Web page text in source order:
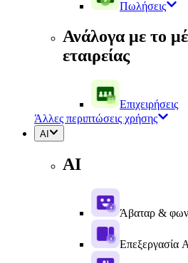
Πωλήσεις
Ανάλογα με το
εταιρείας
Επιχειρήσεις
Άλλες περιπτώσεις χρήσης
AI
AI
Άβαταρ &
Επεξεργασία